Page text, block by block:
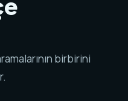
birbirini